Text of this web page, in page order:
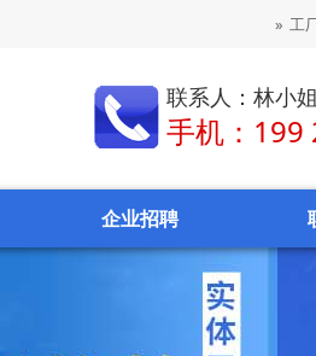
» 工
联系人：林小姐
手机：199
企业招聘